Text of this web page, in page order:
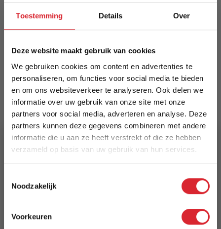
Toestemming Details Over
Deze website maakt gebruik van cookies
We gebruiken cookies om content en advertenties te
personaliseren, om functies voor social media te bieden
en om ons websiteverkeer te analyseren. Ook delen we
informatie over uw gebruik van onze site met onze
partners voor social media, adverteren en analyse. Deze
partners kunnen deze gegevens combineren met andere
informatie die u aan ze heeft verstrekt of die ze hebben
verzameld op basis van uw gebruik van hun services.
Noodzakelijk
Voorkeuren
Los Angeles loungehoek: zwarte stalen frame
met licht teak-acacia en zwarte aluminium
standaard zit- en rugkussens in donkergrijs (180).
Modern, duurzaam design. Afmetingen:
78×78×54 cm.
Meer informatie
EAN
8711297044548
€ 219,00
Levertijd